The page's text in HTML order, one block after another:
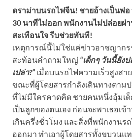
ดราม่าบนรถไฟจีน! ชายอ้างเป็นพ่
30 นาทีไม่ออก พนักงานไม่ปล่อยผ่
สะเทือนใจ รีบช่วยทันที!
เหตุการณ์นี้ไม่ใช่แค่ข่าวอาชญาก
สะท้อนคำถามใหญ่ “เด็กๆ วันนี้ยัง
เปล่า?” เมื่อบนรถไฟความเร็วสูงสา
ขณะที่ผู้โดยสารกำลังเดินทางตาม
ที่ไม่มีใครคาดคิด ชายคนหนึ่งอุ้มเ
เป็นลูกของตนเอง ก่อนจะพาเธอเ
เกินครึ่งชั่วโมง และสิ่งที่พนักงานร
ออกมา ทำเอาผู้โดยสารทั้งขบวนแ